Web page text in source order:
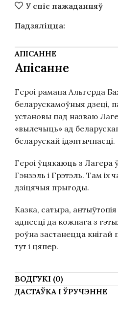
У спіс пажаданняў
Падзяліцца:
АПІСАННЕ
Апісанне
Героі рамана Альгерда
беларускамоўныя дзеці,
установы пад назваю
«вылечыць» ад
беларускай ідэнтычнасці.
Героі ўцякаюць з Лагера
Гэнзэль і Грэтэль. Там іх
дзіцячыя прыгоды.
Казка, сатыра,
аднесці да кожнага з
роўна застанецца кнігай
тут і цяпер.
ВОДГУКІ (0)
ДАСТАЎКА І ЎРУЧЭННЕ